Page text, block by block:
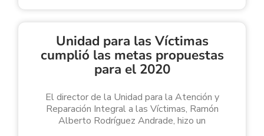
Unidad para las Víctimas
cumplió las metas propuestas
para el 2020
El director de la Unidad para la Atención y
Reparación Integral a las Víctimas, Ramón
Alberto Rodríguez Andrade, hizo un